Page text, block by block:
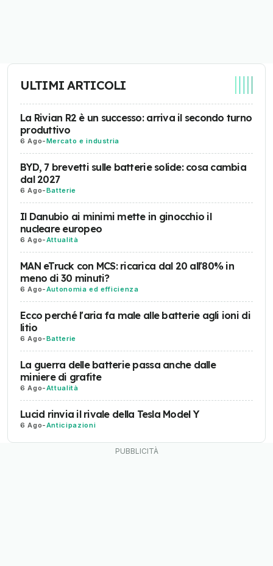
ULTIMI ARTICOLI
La Rivian R2 è un successo: arriva il secondo turno
produttivo
6 Ago-Mercato e industria
BYD, 7 brevetti sulle batterie solide: cosa cambia
dal 2027
6 Ago-Batterie
Il Danubio ai minimi mette in ginocchio il
nucleare europeo
6 Ago-Attualità
MAN eTruck con MCS: ricarica dal 20 all'80% in
meno di 30 minuti?
6 Ago-Autonomia ed efficienza
Ecco perché l'aria fa male alle batterie agli ioni di
litio
6 Ago-Batterie
La guerra delle batterie passa anche dalle
miniere di grafite
6 Ago-Attualità
Lucid rinvia il rivale della Tesla Model Y
6 Ago-Anticipazioni